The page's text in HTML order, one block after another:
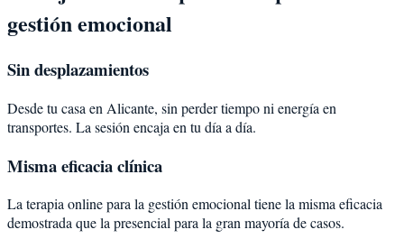
gestión emocional
Sin desplazamientos
Desde tu casa en Alicante, sin perder tiempo ni energía en
transportes. La sesión encaja en tu día a día.
Misma eficacia clínica
La terapia online para la gestión emocional tiene la misma eficacia
demostrada que la presencial para la gran mayoría de casos.